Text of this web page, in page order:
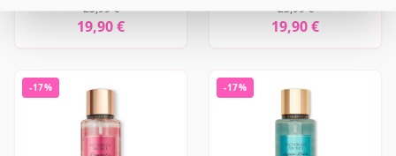
23,99 €
19,90 €
23,99 €
19,90 €
-17% -17%